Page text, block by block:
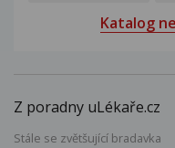
Katalog
Z poradny uLékaře.cz
Stále se zvětšující bradavka